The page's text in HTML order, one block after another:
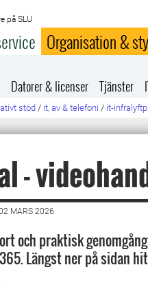
på SLU
Organisation &
Datorer & licenser Tjänster
stöd / it, av & telefoni / it-
-
MARS 2026
och praktisk
Längst ner på sidan